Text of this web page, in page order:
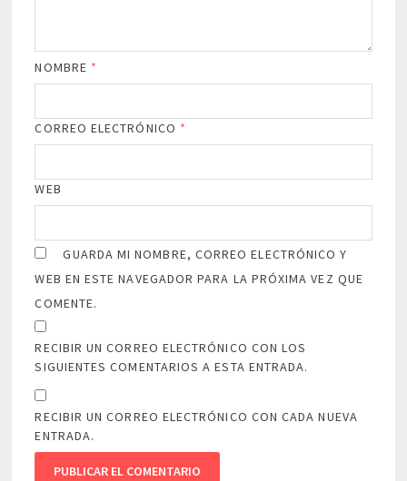
NOMBRE *
CORREO ELECTRÓNICO *
WEB
GUARDA MI NOMBRE, CORREO ELECTRÓNICO Y
WEB EN ESTE NAVEGADOR PARA LA PRÓXIMA VEZ QUE
COMENTE.
RECIBIR UN CORREO ELECTRÓNICO CON LOS
SIGUIENTES COMENTARIOS A ESTA ENTRADA.
RECIBIR UN CORREO ELECTRÓNICO CON CADA NUEVA
ENTRADA.